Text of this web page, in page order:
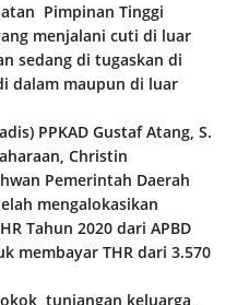
Pimpinan Tinggi
menjalani cuti di luar
sedang di tugaskan di
dalam maupun di luar
PPKAD Gustaf Atang, S.
Christin
Pemerintah Daerah
mengalokasikan
Tahun 2020 dari APBD
membayar THR dari 3.570
tunjangan keluarga,